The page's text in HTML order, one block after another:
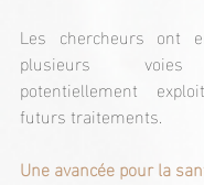
Les chercheurs ont
plusieurs voies
potentiellement
futurs traitements.
Une avancée pour la